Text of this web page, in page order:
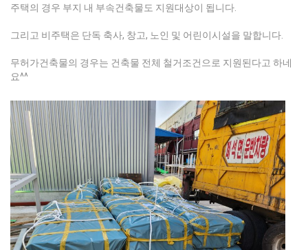
주택의 경우 부지 내 부속건축물도 지원대상이 됩니다.
그리고 비주택은 단독 축사, 창고, 노인 및 어린이시설을 말합니다.
무허가건축물의 경우는 건축물 전체 철거조건으로 지원된다고 하네
요^^